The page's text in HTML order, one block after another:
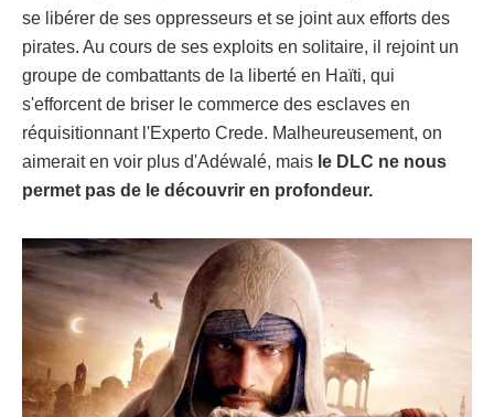
se libérer de ses oppresseurs et se joint aux efforts des
pirates. Au cours de ses exploits en solitaire, il rejoint un
groupe de combattants de la liberté en Haïti, qui
s'efforcent de briser le commerce des esclaves en
réquisitionnant l'Experto Crede. Malheureusement, on
aimerait en voir plus d'Adéwalé, mais le DLC ne nous
permet pas de le découvrir en profondeur.